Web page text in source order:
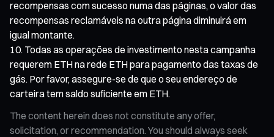
recompensas com sucesso numa das páginas, o valor das
recompensas reclamáveis na outra página diminuirá em
igual montante.
Todas as operações de investimento nesta campanha
requerem ETH na rede ETH para pagamento das taxas de
gás. Por favor, assegure-se de que o seu endereço de
carteira tem saldo suficiente em ETH.
The content herein does not constitute any offer,
solicitation, or recommendation. You should always seek